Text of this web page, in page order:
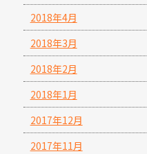
2018年4月
2018年3月
2018年2月
2018年1月
2017年12月
2017年11月